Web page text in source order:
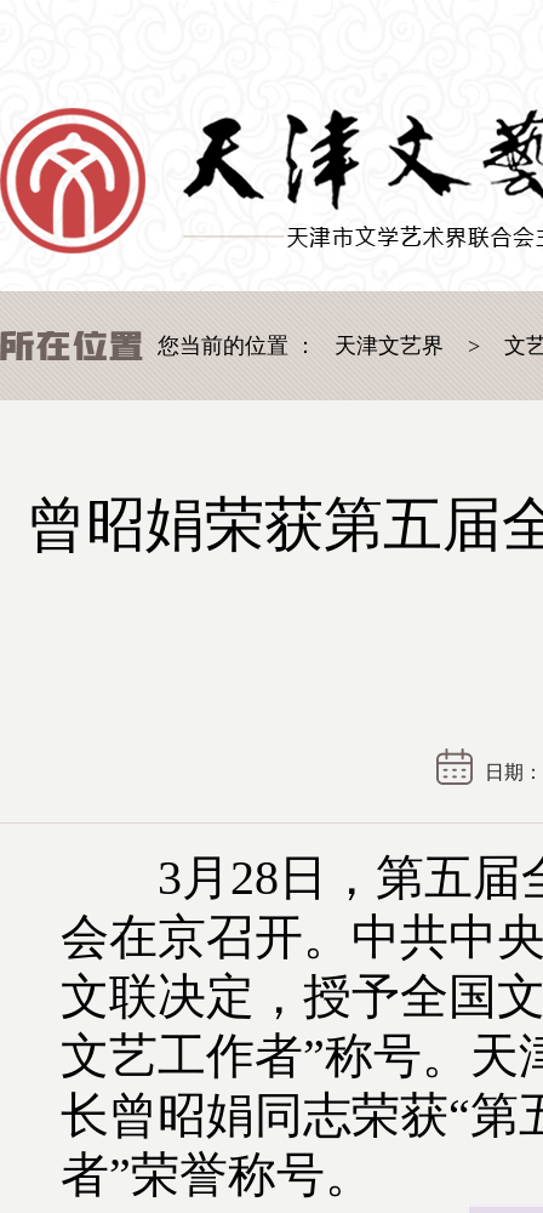
您当前的位置 ： 天津文艺界 > 文
曾昭娟荣获第五届
日期
3月28日，第五届
会在京召开。中共中
文联决定，授予全国
文艺工作者”称号。
长曾昭娟同志荣获“
者”荣誉称号。